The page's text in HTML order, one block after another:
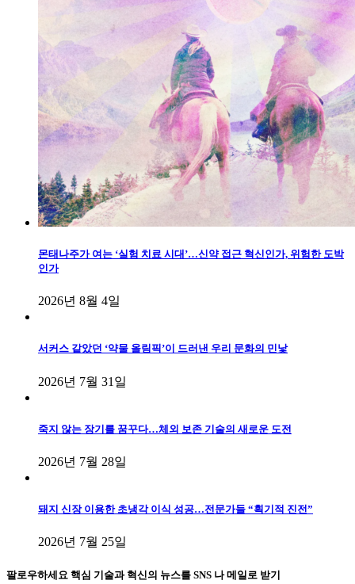
몬태나주가 여는 ‘실험 치료 시대’…신약 접근 혁신인가, 위험한 도박
인가
2026년 8월 4일
서커스 같았던 ‘약물 올림픽’이 드러낸 우리 문화의 민낯
2026년 7월 31일
죽지 않는 장기를 꿈꾸다…체외 보존 기술의 새로운 도전
2026년 7월 28일
돼지 신장 이용한 초냉각 이식 성공…전문가들 “획기적 진전”
2026년 7월 25일
팔로우하세요 핵심 기술과 혁신의 뉴스를 SNS 나 메일로 받기